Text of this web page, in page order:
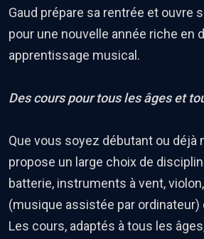
Gaud prépare sa rentrée et ouvre
pour une nouvelle année riche en
apprentissage musical.
Des cours pour tous les âges et
Que vous soyez débutant ou déjà
propose un large choix de
batterie, instruments à vent,
(musique assistée par ordinateur)
Les cours, adaptés à tous les